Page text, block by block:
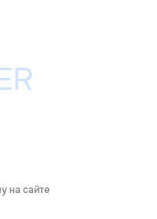
на сайте